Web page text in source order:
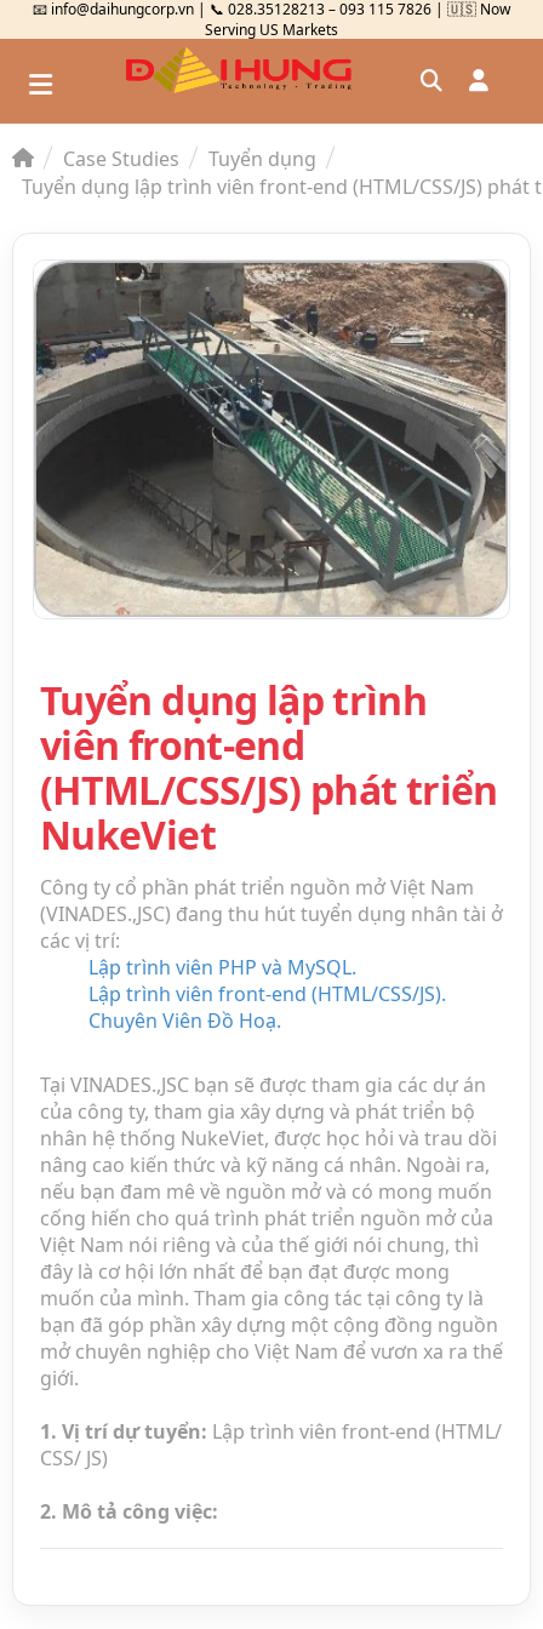
📧 info@daihungcorp.vn | 📞 028.35128213 – 093 115 7826 | 🇺🇸 Now
Serving US Markets
Đăng nhập
⟲ Kiểm tra đơn hàng
Case Studies
Tuyển dụng
Tuyển dụng lập trình viên front-end (HTML/CSS/JS) phát
Tuyển dụng lập trình
viên front-end
(HTML/CSS/JS) phát triển
NukeViet
Công ty cổ phần phát triển nguồn mở Việt Nam
(VINADES.,JSC) đang thu hút tuyển dụng nhân tài ở
các vị trí:
Lập trình viên PHP và MySQL.
Lập trình viên front-end (HTML/CSS/JS).
Chuyên Viên Đồ Hoạ.
Tại VINADES.,JSC bạn sẽ được tham gia các dự án
của công ty, tham gia xây dựng và phát triển bộ
nhân hệ thống NukeViet, được học hỏi và trau dồi
nâng cao kiến thức và kỹ năng cá nhân. Ngoài ra,
nếu bạn đam mê về nguồn mở và có mong muốn
cống hiến cho quá trình phát triển nguồn mở của
Việt Nam nói riêng và của thế giới nói chung, thì
đây là cơ hội lớn nhất để bạn đạt được mong
muốn của mình. Tham gia công tác tại công ty là
bạn đã góp phần xây dựng một cộng đồng nguồn
mở chuyên nghiệp cho Việt Nam để vươn xa ra thế
giới.
1. Vị trí dự tuyển: Lập trình viên front-end (HTML/
CSS/ JS)
2. Mô tả công việc: